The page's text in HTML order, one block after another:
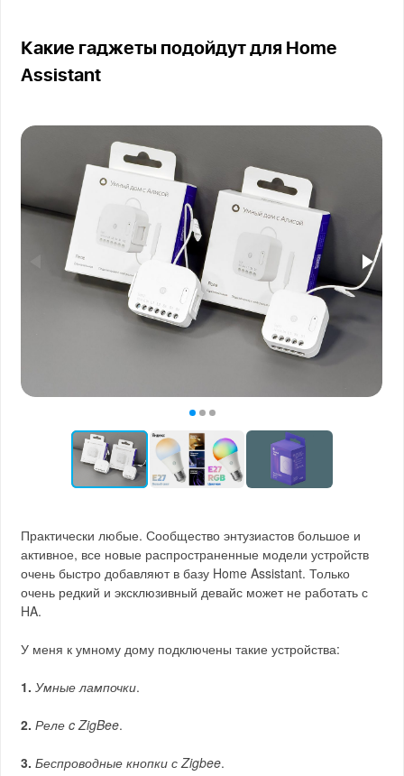
Какие гаджеты подойдут для Home
Assistant
Практически любые. Сообщество энтузиастов большое и
активное, все новые распространенные модели устройств
очень быстро добавляют в базу Home Assistant. Только
очень редкий и эксклюзивный девайс может не работать с
HA.
У меня к умному дому подключены такие устройства:
1. Умные лампочки.
2. Реле c ZigBee.
3. Беспроводные кнопки с Zigbee.